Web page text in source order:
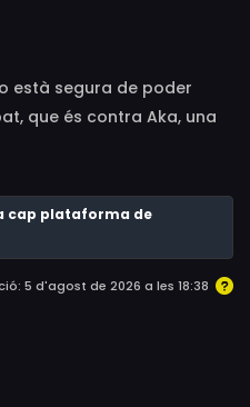
està segura de poder
que és contra Aka, una
a desafiaments
en el karate
sobre el
d'adversitats
cap plataforma de
5 d'agost de 2026 a les 18:38